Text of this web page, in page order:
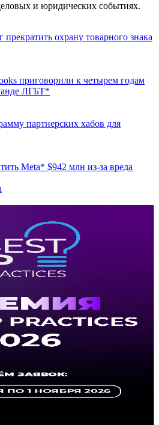
и юридических событиях.
охрану товарного знака
приговорили к четырем годам
ЛГБТ*
партнерских хабов для
Meta* $942 млн из-за вреда